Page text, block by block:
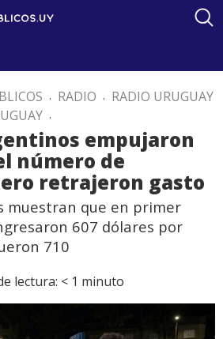
. RADIO . RADIO URUGUAY
.
empujaron
número de
retrajeron gasto
muestran que en primer
607 dólares por
710
lectura: < 1 minuto